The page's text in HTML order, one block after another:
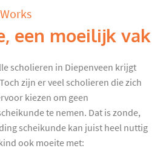
een moeilijk vak
scholieren in Diepenveen krijgt
zijn er veel scholieren die zich
kiezen om geen
te nemen. Dat is zonde,
scheikunde kan juist heel nuttig
ook moeite met: